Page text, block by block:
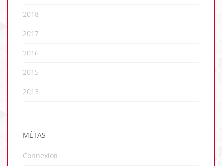
2018
2017
2016
2015
2013
MÉTAS
Connexion